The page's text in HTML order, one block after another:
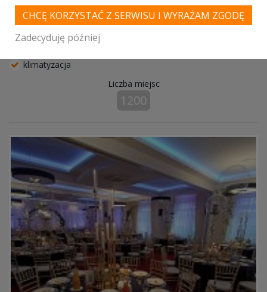
rozwiązania, pełne zaangażowanie w realizacji zadań.
miejsca noclegowe
parking
klimatyzacja
Liczba miejsc
1200
CHCĘ KORZYSTAĆ Z SERWISU I WYRAŻAM ZGODĘ
Zadecyduję później